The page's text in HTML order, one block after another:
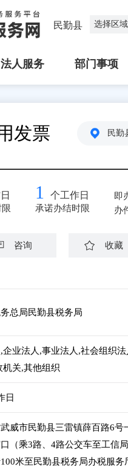
民勤县 选择区域
法人服务 部门事项
发票 民勤
1 个工作日
承诺办结时限
即
办
咨询 收藏
总局民勤县税务局
企业法人,事业法人,社会组织
机关,其他组织
日
威市民勤县三雷镇薛百路6
口（乘3路、4路公交车至工信
米至民勤县税务局办税服务